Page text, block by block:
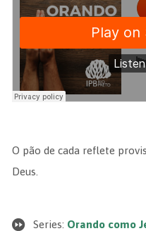
O pão de cada reflete
Deus.
Series: Orando como